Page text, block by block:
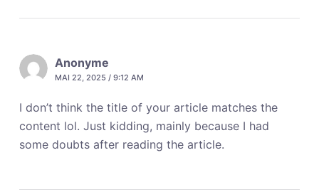
Anonyme
MAI 22, 2025 / 9:12 AM
I don’t think the title of your article matches the
content lol. Just kidding, mainly because I had
some doubts after reading the article.